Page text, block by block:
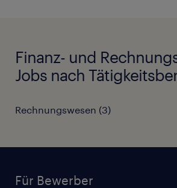
Finanz- und
Jobs nach
Rechnungswesen (3)
Für Bewerber